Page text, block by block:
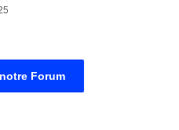
Forum